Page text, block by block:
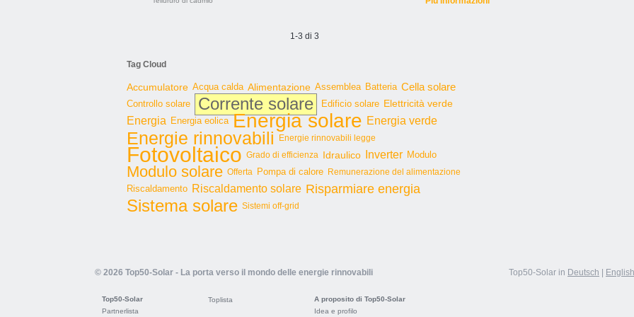
1-3 di 3
Tag Cloud
Accumulatore Acqua calda Alimentazione Assemblea Batteria Cella solare
Controllo solare Corrente solare Edificio solare Elettricità verde
Energia Energia eolica Energia solare Energia verde
Energie rinnovabili Energie rinnovabili legge
Fotovoltaico Grado di efficienza Idraulico Inverter Modulo
Modulo solare Offerta Pompa di calore Remunerazione del alimentazione
Riscaldamento Riscaldamento solare Risparmiare energia
Sistema solare Sistemi off-grid
© 2026 Top50-Solar - La porta verso il mondo delle energie rinnovabili Top50-Solar in Deutsch English
Top50-Solar
Partnerlista
Toplista
A proposito di Top50-Solar
Idea e profilo